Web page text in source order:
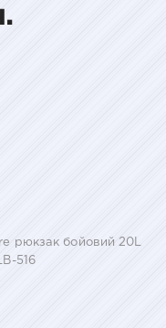
рюкзак бойовий 20L
516